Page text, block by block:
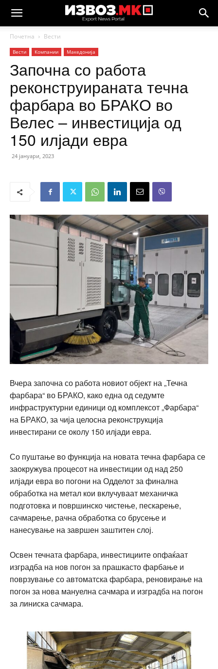
Почетна Вести
Вести Компании Македонија
Започна со работа
реконструираната течна
фарбара во БРАКО во
Велес – инвестиција од
150 илјади евра
24 јануари, 2023
Вчера започна со работа новиот објект на „Течна
фарбара“ во БРАКО, како една од седумте
инфраструктурни единици од комплексот „Фарбара“
на БРАКО, за чија целосна реконструкција
инвестирани се околу 150 илјади евра.
Со пуштање во функција на новата течна фарбара се
заокружува процесот на инвестиции од над 250
илјади евра во погони на Одделот за финална
обработка на метал кои вклучуваат механичка
подготовка и површинско чистење, пескарење,
сачмарење, рачна обработка со брусење и
нанесување на завршен заштитен слој.
Освен течната фарбара, инвестициите опфаќаат
изградба на нов погон за прашкасто фарбање и
поврзување со автоматска фарбара, реновирање на
погон за нова мануелна сачмара и изградба на погон
за линиска сачмара.